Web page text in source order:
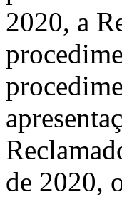
2020, a
de 2020,